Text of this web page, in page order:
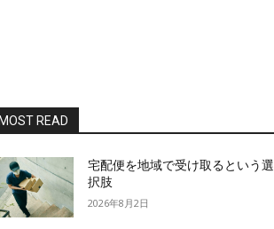
READ
宅配便を地域で受け取るという選
択肢
2026年8月2日